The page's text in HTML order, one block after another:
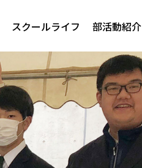
スクールライフ 部活動紹介